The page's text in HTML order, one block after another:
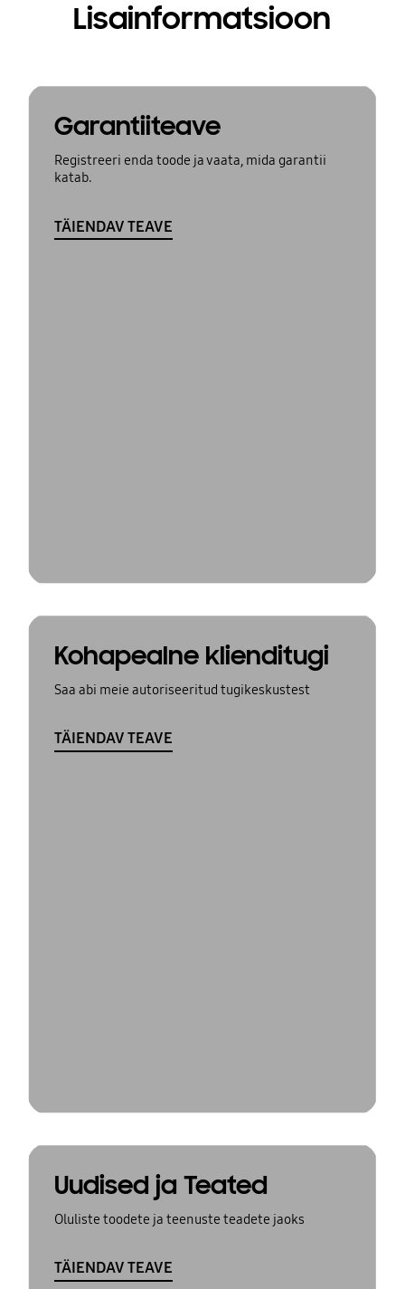
Lisainformatsioon
Garantiiteave
Registreeri enda toode ja vaata, mida garantii
katab.
TÄIENDAV TEAVE
Kohapealne klienditugi
Saa abi meie autoriseeritud tugikeskustest
TÄIENDAV TEAVE
Uudised ja Teated
Oluliste toodete ja teenuste teadete jaoks
TÄIENDAV TEAVE